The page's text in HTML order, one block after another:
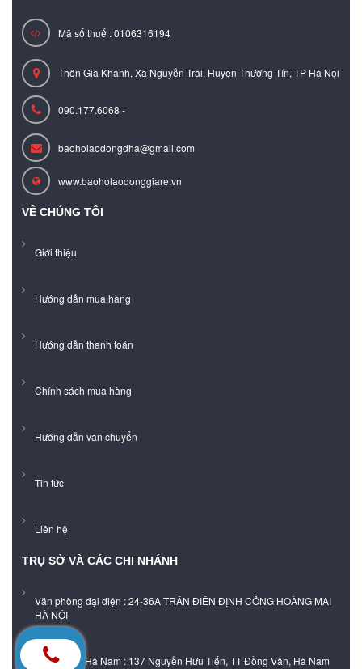
Mã số thuế : 0106316194
Thôn Gia Khánh, Xã Nguyễn Trãi, Huyện Thường Tín, TP Hà Nội
090.177.6068 -
baoholaodongdha@gmail.com
www.baoholaodonggiare.vn
VỀ CHÚNG TÔI
Giới thiệu
Hướng dẫn mua hàng
Hướng dẫn thanh toán
Chính sách mua hàng
Hướng dẫn vận chuyển
Tin tức
Liên hệ
TRỤ SỞ VÀ CÁC CHI NHÁNH
Văn phòng đại diện : 24-36A TRẦN ĐIỀN ĐỊNH CÔNG HOÀNG MAI
HÀ NỘI
Showroom Hà Nam : 137 Nguyễn Hữu Tiến, TT Đồng Văn, Hà Nam